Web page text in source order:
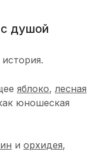
душой
яблоко, лесная
юношеская
и орхидея,